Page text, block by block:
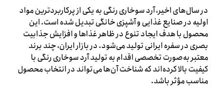
در سال‌های اخیر، آرد سوخاری رنگی به یکی از پرکاربردترین مواد
اولیه در صنایع غذایی و آشپزی خانگی تبدیل شده است. این
محصول با هدف ایجاد تنوع در ظاهر غذاها و افزایش جذابیت
بصری در سفره ایرانی تولید می‌شود. در بازار ایران، چند برند
معتبر به‌صورت تخصصی اقدام به تولید آرد سوخاری رنگی با
کیفیت بالا کرده‌اند که شناخت آن‌ها می‌تواند در انتخاب محصول
مناسب مؤثر باشد.